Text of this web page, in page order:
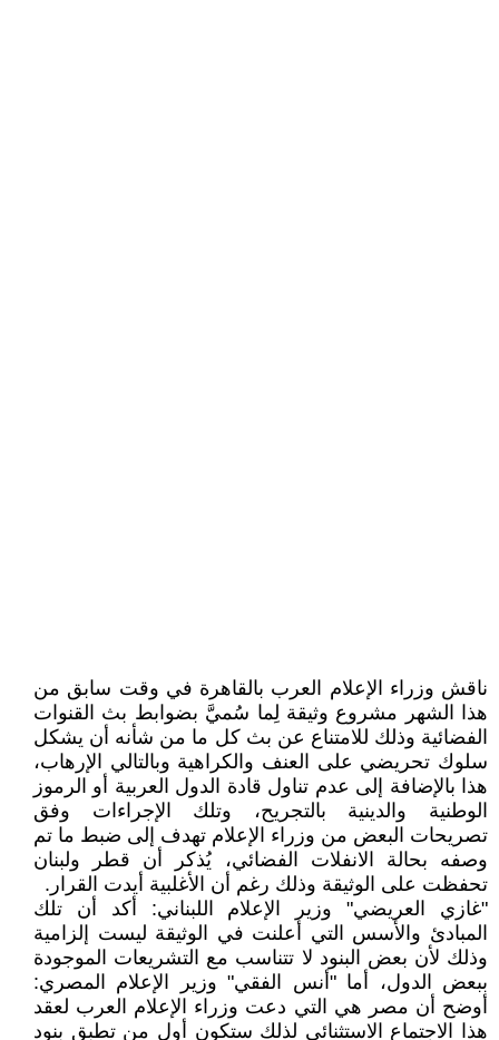
ناقش وزراء الإعلام العرب بالقاهرة في وقت سابق من
هذا الشهر مشروع وثيقة لِما سُميَّ بضوابط بث القنوات
الفضائية وذلك للامتناع عن بث كل ما من شأنه أن يشكل
سلوك تحريضي على العنف والكراهية وبالتالي الإرهاب،
هذا بالإضافة إلى عدم تناول قادة الدول العربية أو الرموز
الوطنية والدينية بالتجريح، وتلك الإجراءات وفق
تصريحات البعض من وزراء الإعلام تهدف إلى ضبط ما تم
وصفه بحالة الانفلات الفضائي، يُذكر أن قطر ولبنان
تحفظت على الوثيقة وذلك رغم أن الأغلبية أيدت القرار.
"غازي العريضي" وزير الإعلام اللبناني: أكد أن تلك
المبادئ والأسس التي أعلنت في الوثيقة ليست إلزامية
وذلك لأن بعض البنود لا تتناسب مع التشريعات الموجودة
ببعض الدول، أما "أنس الفقي" وزير الإعلام المصري:
أوضح أن مصر هي التي دعت وزراء الإعلام العرب لعقد
هذا الاجتماع الاستثنائي لذلك ستكون أول من تطبق بنود